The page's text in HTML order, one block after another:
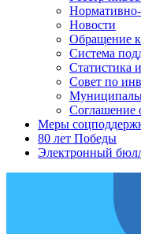
Новости
Обращение
Система
Статистика
Совет по
Соглашение
Меры
80 лет Победы
Электронный